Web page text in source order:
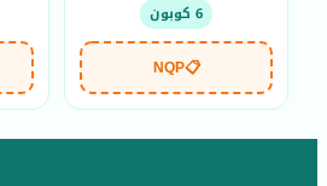
6 كوبون
📋
NQP